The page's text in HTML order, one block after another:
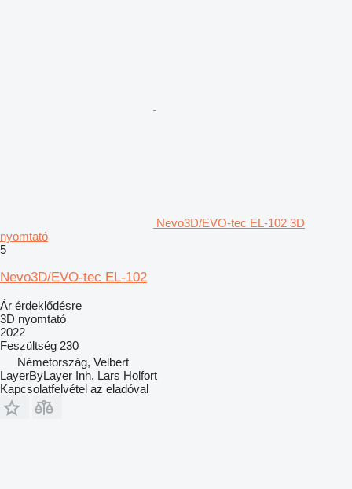
Nevo3D/EVO-tec EL-102 3D
nyomtató
5
Nevo3D/EVO-tec EL-102
Ár érdeklődésre
3D nyomtató
2022
Feszültség 230
Németország, Velbert
LayerByLayer Inh. Lars Holfort
Kapcsolatfelvétel az eladóval